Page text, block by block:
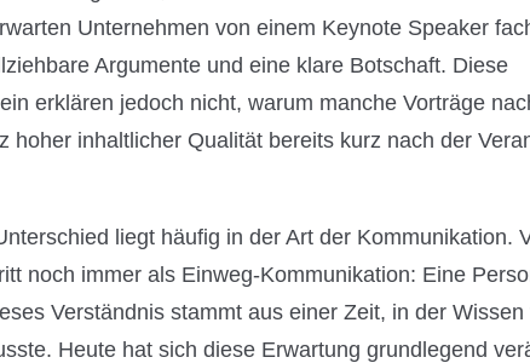
Unternehmen von einem Keynote Speaker
Argumente und eine klare Botschaft. Diese
erklären jedoch nicht, warum manche Vorträge
hoher inhaltlicher Qualität bereits kurz nach der
liegt häufig in der Art der Kommunikation.
noch immer als Einweg-Kommunikation: Eine
Verständnis stammt aus einer Zeit, in der Wissen
Heute hat sich diese Erwartung grundlegend